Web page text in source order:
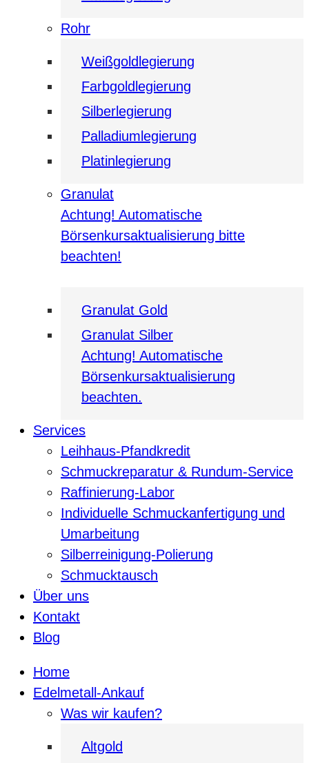
Rohr
Weißgoldlegierung
Farbgoldlegierung
Silberlegierung
Palladiumlegierung
Platinlegierung
Granulat
Achtung! Automatische
Börsenkursaktualisierung bitte
beachten!
Granulat Gold
Granulat Silber
Achtung! Automatische
Börsenkursaktualisierung
beachten.
Services
Leihhaus-Pfandkredit
Schmuckreparatur & Rundum-Service
Raffinierung-Labor
Individuelle Schmuckanfertigung und
Umarbeitung
Silberreinigung-Polierung
Schmucktausch
Über uns
Kontakt
Blog
Home
Edelmetall-Ankauf
Was wir kaufen?
Altgold